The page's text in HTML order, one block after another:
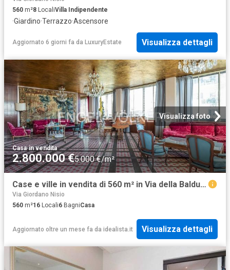
560 m²8 LocaliVilla Indipendente
·Giardino·Terrazzo·Ascensore
Aggiornato 6 giorni fa da LuxuryEstate Visualizza dettagli
Visualizza foto
Casa·in vendita
2.800.000 €5.000 €/m²
Case e ville in vendita di 560 m² in Via della Balduina, 50
Via Giordano Nisio
560 m²16 Locali6 BagniCasa
Aggiornato oltre un mese fa da idealista.it Visualizza dettagli